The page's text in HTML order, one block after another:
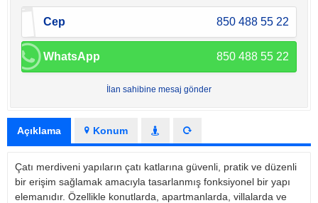
Cep 850 488 55 22
WhatsApp 850 488 55 22
İlan sahibine mesaj gönder
Açıklama Konum
Çatı merdiveni yapıların çatı katlarına güvenli, pratik ve düzenli
bir erişim sağlamak amacıyla tasarlanmış fonksiyonel bir yapı
elemanıdır. Özellikle konutlarda, apartmanlarda, villalarda ve